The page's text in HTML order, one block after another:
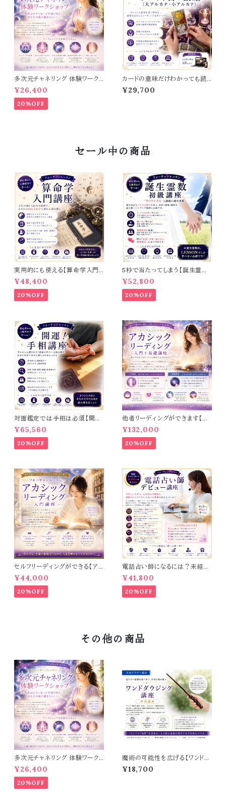
多次元チャネリング 体験ワーク
ショップ
¥26,400
20%OFF
カードの意味だけわかっても読
めないんです【タロット占い講
座】
¥29,700
セール中の商品
実用的にも使える【算命学入門
講座】
¥48,400
20%OFF
5秒で当たってしまう【誕生霊数
初級講座】
¥52,800
20%OFF
対面鑑定では手相は必須【開
運！手相講座】初級＋中級編
¥65,560
20%OFF
他者リーディングができます【ア
カシックリーディング入門＋基礎
講座】DVD3枚プレゼント中！
¥132,000
20%OFF
セルフリーディングができる【ア
カシックリーディング入門講座】
¥44,000
20%OFF
電話占い師になるには？未経験
からプロを目指せる【電話占い
師デビュー講座】
¥41,800
20%OFF
その他の商品
多次元チャネリング 体験ワーク
ショップ
¥26,400
20%OFF
魔術の可能性を広げる【ワンドダ
ウジング講座】
¥18,700